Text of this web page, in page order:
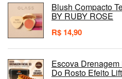
Blush Compacto
BY RUBY ROSE
R$ 14,90
Escova
Do Rosto Efeito